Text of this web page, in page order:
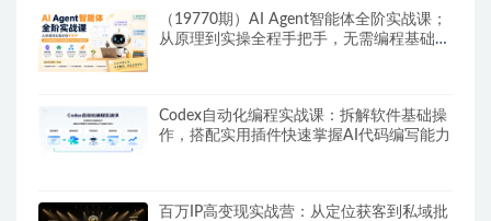
（19770期）AI Agent智能体全阶实战课；
从原理到实操全程手把手，无需编程基础也
Codex自动化编程实战课：拆解软件基础操
作，搭配实用插件快速掌握AI代码编写能力
百万IP高变现实战营：从定位获客到私域批